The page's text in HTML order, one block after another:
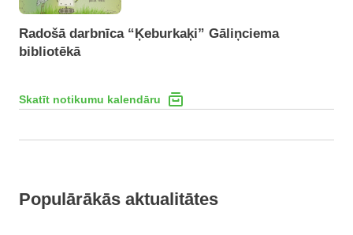
Radošā darbnīca “Ķeburkaķi” Gāliņciema
bibliotēkā
Skatīt notikumu kalendāru
Populārākās aktualitātes